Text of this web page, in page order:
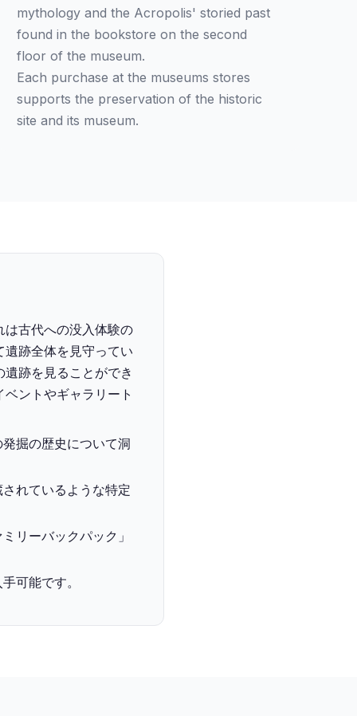
mythology and the Acropolis' storied past
found in the bookstore on the second
floor of the museum.
Each purchase at the museums stores
supports the preservation of the historic
site and its museum.
は古代への没入体験の
跡全体を見守ってい
跡を見ることができ
ントやギャラリート
掘の歴史について洞
れているような特定
リーバックパック」
可能です。